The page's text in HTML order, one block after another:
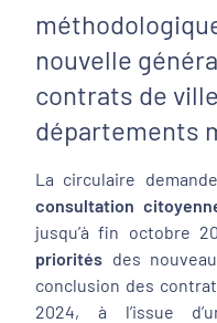
nouvelle
contrats de
départements
La circulaire
consultation
jusqu’à fin octobre
priorités des
conclusion des
2024, à l’issue